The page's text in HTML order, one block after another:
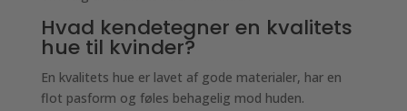
Hvad kendetegner en kvalitets
hue til kvinder?
En kvalitets hue er lavet af gode materialer, har en
flot pasform og føles behagelig mod huden.